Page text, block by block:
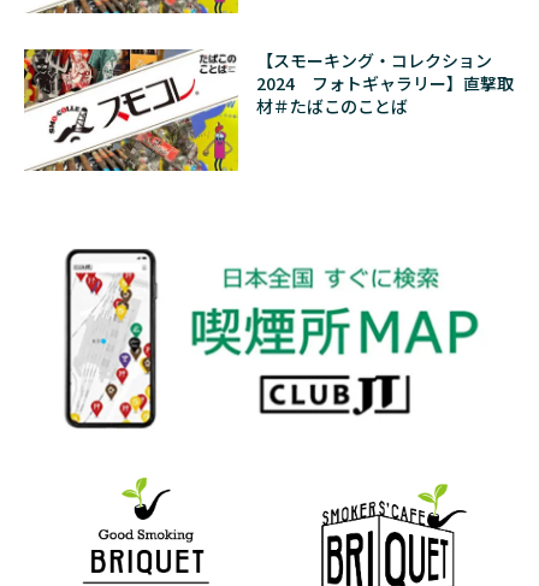
【スモーキング・コレクション
2024 フォトギャラリー】直撃取
材＃たばこのことば